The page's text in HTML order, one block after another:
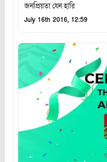
জনপ্রিয়তা যেন হারি
July 16th 2016, 12:59